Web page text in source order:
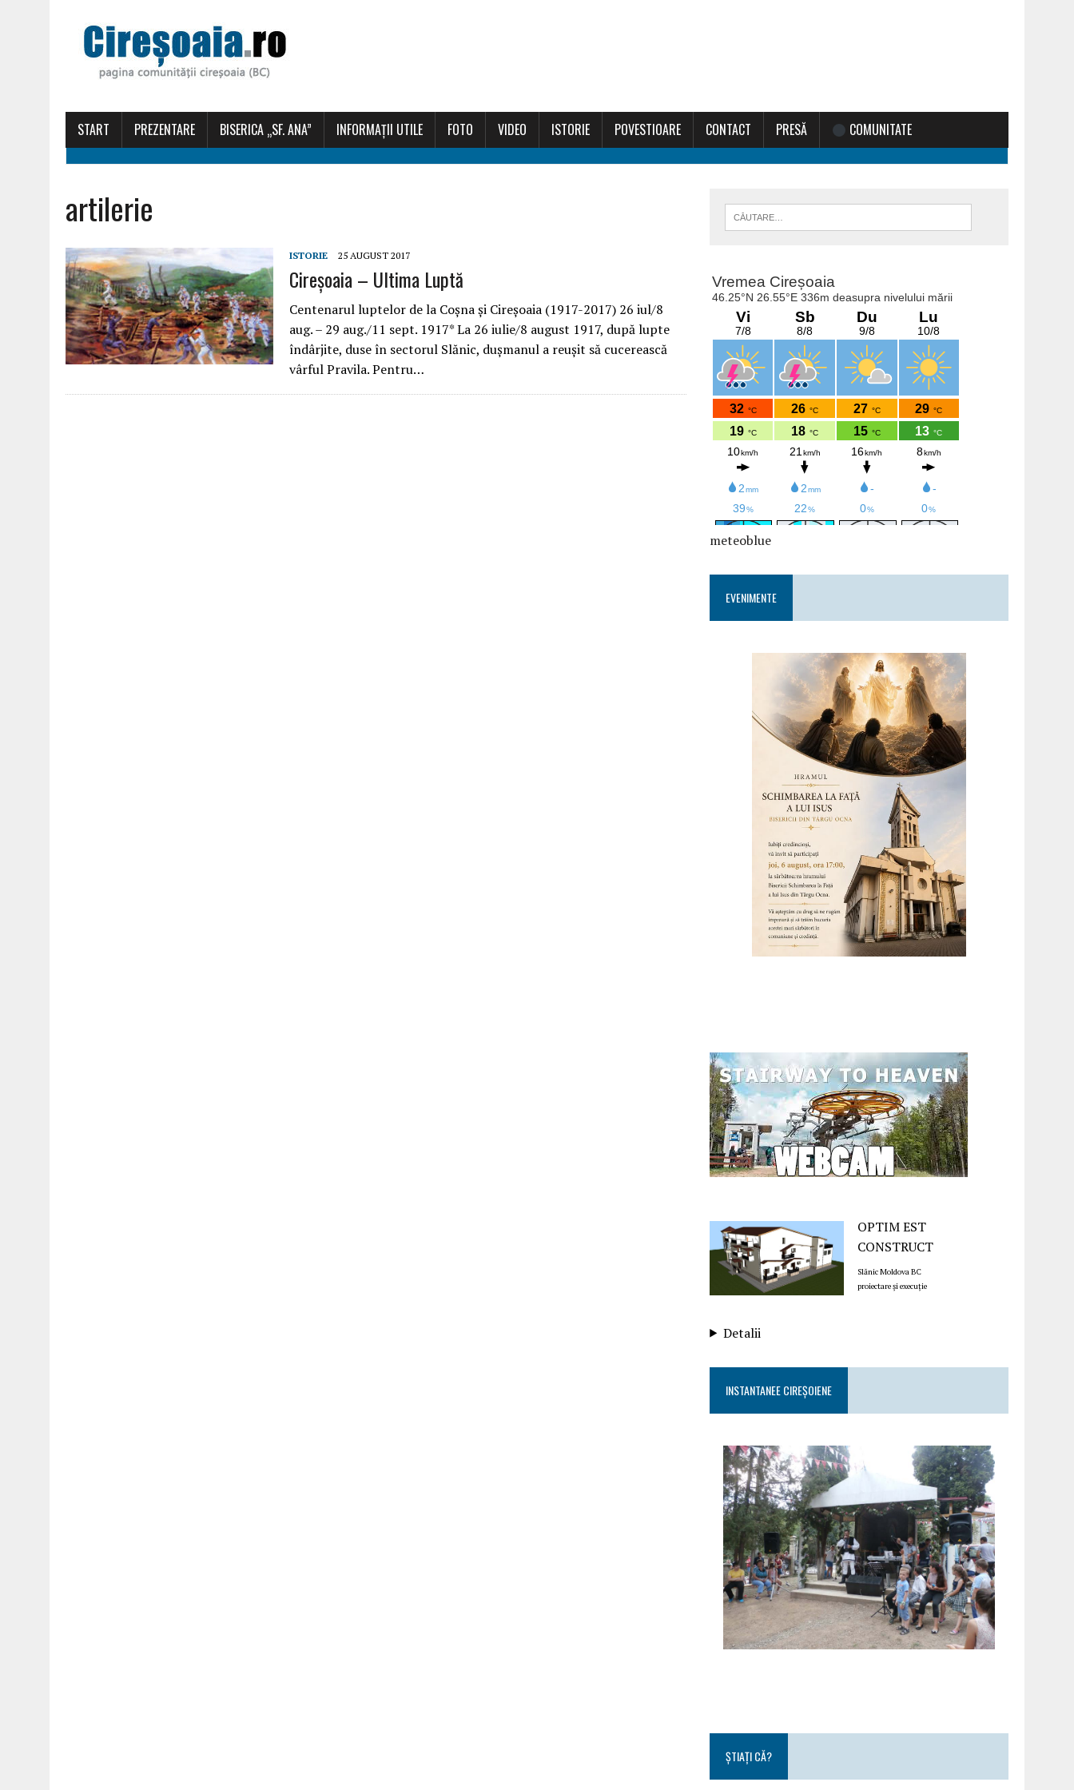
START PREZENTARE BISERICA „SF. ANA” INFORMAȚII UTILE FOTO VIDEO ISTORIE POVESTIOARE CONTACT PRESĂ COMUNITATE
artilerie
ISTORIE 25 AUGUST 2017
Cireșoaia – Ultima Luptă
Centenarul luptelor de la Coșna și Cireșoaia (1917-2017) 26 iul/8
aug. – 29 aug./11 sept. 1917* La 26 iulie/8 august 1917, după lupte
îndârjite, duse în sectorul Slănic, dușmanul a reușit să cucerească
vârful Pravila. Pentru…
meteoblue
EVENIMENTE
OPTIM EST
CONSTRUCT
Slănic Moldova BC
proiectare și execuție
Detalii
INSTANTANEE CIREȘOIENE
ȘTIAȚI CĂ?